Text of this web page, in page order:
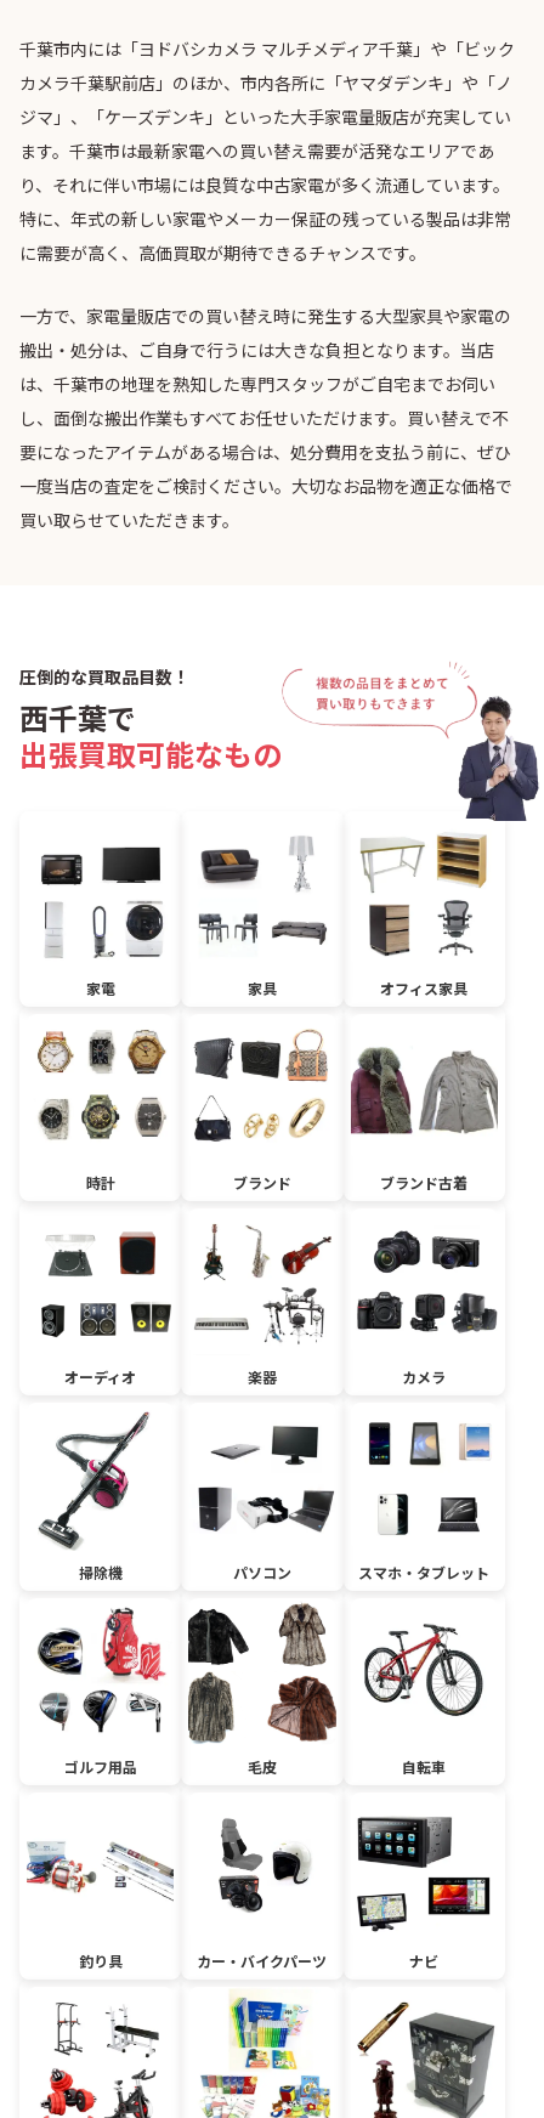
千葉市内には「ヨドバシカメラ マルチメディア千葉」や「ビック
カメラ千葉駅前店」のほか、市内各所に「ヤマダデンキ」や「ノ
ジマ」、「ケーズデンキ」といった大手家電量販店が充実してい
ます。千葉市は最新家電への買い替え需要が活発なエリアであ
り、それに伴い市場には良質な中古家電が多く流通しています。
特に、年式の新しい家電やメーカー保証の残っている製品は非常
に需要が高く、高価買取が期待できるチャンスです。
一方で、家電量販店での買い替え時に発生する大型家具や家電の
搬出・処分は、ご自身で行うには大きな負担となります。当店
は、千葉市の地理を熟知した専門スタッフがご自宅までお伺い
し、面倒な搬出作業もすべてお任せいただけます。買い替えで不
要になったアイテムがある場合は、処分費用を支払う前に、ぜひ
一度当店の査定をご検討ください。大切なお品物を適正な価格で
買い取らせていただきます。
圧倒的な買取品目数！
西千葉で
出張買取可能なもの
家電 家具 オフィス家具
時計 ブランド ブランド古着
オーディオ 楽器 カメラ
掃除機 パソコン スマホ・タブレット
ゴルフ用品 毛皮 自転車
釣り具 カー・バイクパーツ ナビ